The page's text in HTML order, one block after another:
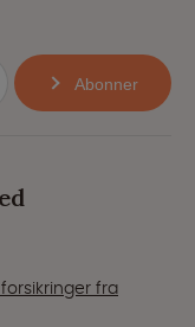
Abonner
fra